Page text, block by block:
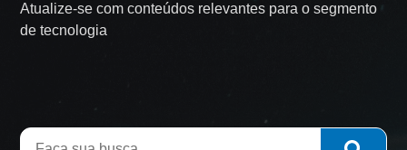
Atualize-se com conteúdos relevantes para o segmento
de tecnologia